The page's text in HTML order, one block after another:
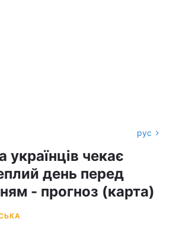
рус
українців чекає
день перед
- прогноз (карта)